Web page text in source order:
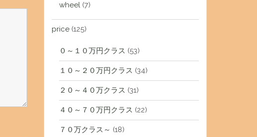
wheel (7)
price (125)
０～１０万円クラス (53)
１０～２０万円クラス (34)
２０～４０万クラス (31)
４０～７０万円クラス (22)
７０万クラス～ (18)